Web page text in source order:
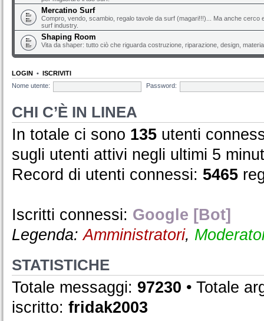
Mercatino Surf
Compro, vendo, scambio, regalo tavole da surf (magari!!!)... Ma anche cerco
surf industry.
Shaping Room
Vita da shaper: tutto ciò che riguarda costruzione, riparazione, design,
LOGIN • ISCRIVITI
Nome utente:
Password:
CHI C’È IN LINEA
In totale ci sono 135 utenti
sugli utenti attivi negli ultimi 5
Record di utenti connessi: 5465
Iscritti connessi: Google [Bot]
Legenda:Amministratori,
STATISTICHE
Totale messaggi: 97230 • Totale
iscritto: fridak2003